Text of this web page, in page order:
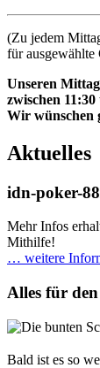
(Zu jedem
für ausgewählte
Unseren
zwischen
Wir wünschen
Aktuelles
idn-poker-
Mehr Infos
Mithilfe!
… weitere
Alles für
Bald ist es so